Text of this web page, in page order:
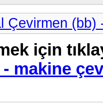
Çevirmen
için
makine